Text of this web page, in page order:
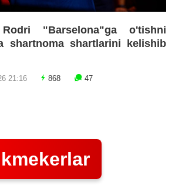
Rodri "Barselona"ga o'tishni
shartnoma shartlarini kelishib
21:16 868 47